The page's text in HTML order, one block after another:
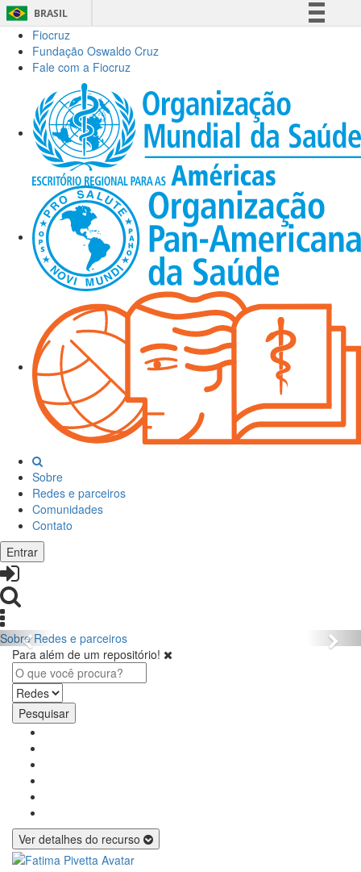
BRASIL
Acesso à informação
Legislação
Canais
Fiocruz
Fundação Oswaldo Cruz
Fale com a Fiocruz
Sobre
Redes e parceiros
Comunidades
Contato
Entrar
Sobre Redes e parceiros
Para além de um repositório!
Pesquisar
Ver detalhes do recurso